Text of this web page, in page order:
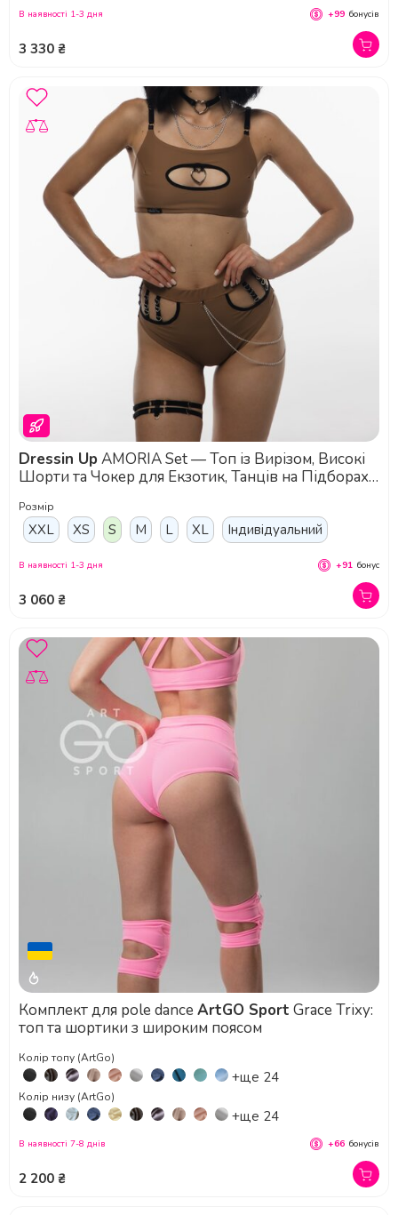
3 330 ₴
В наявності 1-3 дня +99 бонусів
Dressin Up
Шорти та Чокер для Екзотик, Танців на Підборах і
Розмір
XXL XS S M L XL Індивідуальний
3 060 ₴
В наявності 1-3 дня +91 бонус
Комплект для pole dance ArtGO Sport Grace Trixy:
топ та шортики з широким поясом
Колір топу (ArtGo)
+ще 24
Колір низу (ArtGo)
+ще 24
2 200 ₴
В наявності 7-8 днів +66 бонусів